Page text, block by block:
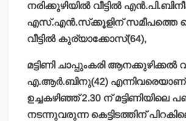
നരിക്കുഴിയില്‍ വീട്ടില്‍
എസ്.എന്‍.സ്‌ക്കൂളിന് സമീപത്തെ
വീട്ടില്‍ കുര്യാക്കോസ്(64),
മട്ടിണി ചാപ്പുംകരി ആനക്കുഴിക്കല്‍
എ.ആര്‍.ബിനു(42)
ഉച്ചകഴിഞ്ഞ് 2.30 ന് മട്ടിണിയിലെ
നടന്നുവരുന്ന കെട്ടിടത്തിന്